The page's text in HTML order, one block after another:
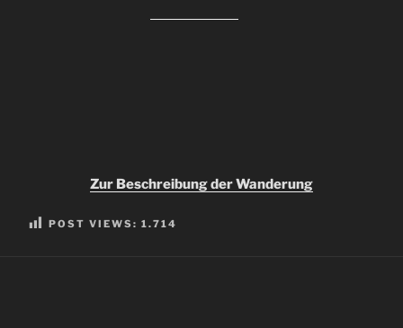
Zur Beschreibung der Wanderung
POST VIEWS: 1.714